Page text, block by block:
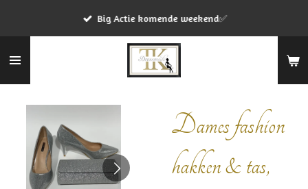
de
Big Actie komende weekend✅
Dames fashion
hakken & tas,